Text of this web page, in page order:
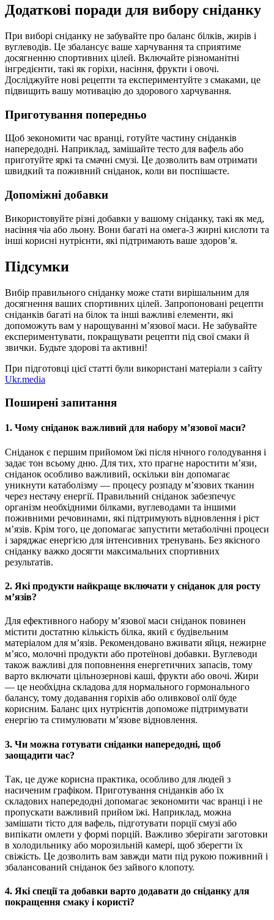
Додаткові поради для вибору сніданку
При виборі сніданку не забувайте про баланс білків, жирів і
вуглеводів. Це збалансує ваше харчування та сприятиме
досягненню спортивних цілей. Включайте різноманітні
інгредієнти, такі як горіхи, насіння, фрукти і овочі.
Досліджуйте нові рецепти та експериментуйте з смаками, це
підвищить вашу мотивацію до здорового харчування.
Приготування попередньо
Щоб зекономити час вранці, готуйте частину сніданків
напередодні. Наприклад, замішайте тесто для вафель або
приготуйте яркі та смачні смузі. Це дозволить вам отримати
швидкий та поживний сніданок, коли ви поспішаєте.
Допоміжні добавки
Використовуйте різні добавки у вашому сніданку, такі як мед,
насіння чіа або льону. Вони багаті на омега-3 жирні кислоти та
інші корисні нутрієнти, які підтримають ваше здоров’я.
Підсумки
Вибір правильного сніданку може стати вирішальним для
досягнення ваших спортивних цілей. Запропоновані рецепти
сніданків багаті на білок та інші важливі елементи, які
допоможуть вам у нарощуванні м’язової маси. Не забувайте
експериментувати, покращувати рецепти під свої смаки й
звички. Будьте здорові та активні!
При підготовці цієї статті були використані матеріали з сайту
Ukr.media
Поширені запитання
1. Чому сніданок важливий для набору м’язової маси?
Сніданок є першим прийомом їжі після нічного голодування і
задає тон всьому дню. Для тих, хто прагне наростити м’язи,
сніданок особливо важливий, оскільки він допомагає
уникнути катаболізму — процесу розпаду м’язових тканин
через нестачу енергії. Правильний сніданок забезпечує
організм необхідними білками, вуглеводами та іншими
поживними речовинами, які підтримують відновлення і ріст
м’язів. Крім того, це допомагає запустити метаболічні процеси
і заряджає енергією для інтенсивних тренувань. Без якісного
сніданку важко досягти максимальних спортивних
результатів.
2. Які продукти найкраще включати у сніданок для росту
м’язів?
Для ефективного набору м’язової маси сніданок повинен
містити достатню кількість білка, який є будівельним
матеріалом для м’язів. Рекомендовано вживати яйця, нежирне
м’ясо, молочні продукти або протеїнові добавки. Вуглеводи
також важливі для поповнення енергетичних запасів, тому
варто включати цільнозернові каші, фрукти або овочі. Жири
— це необхідна складова для нормального гормонального
балансу, тому додавання горіхів або оливкової олії буде
корисним. Баланс цих нутрієнтів допоможе підтримувати
енергію та стимулювати м’язове відновлення.
3. Чи можна готувати сніданки напередодні, щоб
заощадити час?
Так, це дуже корисна практика, особливо для людей з
насиченим графіком. Приготування сніданків або їх
складових напередодні допомагає зекономити час вранці і не
пропускати важливий прийом їжі. Наприклад, можна
замішати тісто для вафель, підготувати порції смузі або
випікати омлети у формі порцій. Важливо зберігати заготовки
в холодильнику або морозильній камері, щоб зберегти їх
свіжість. Це дозволить вам завжди мати під рукою поживний і
збалансований сніданок без зайвого клопоту.
4. Які спеції та добавки варто додавати до сніданку для
покращення смаку і користі?